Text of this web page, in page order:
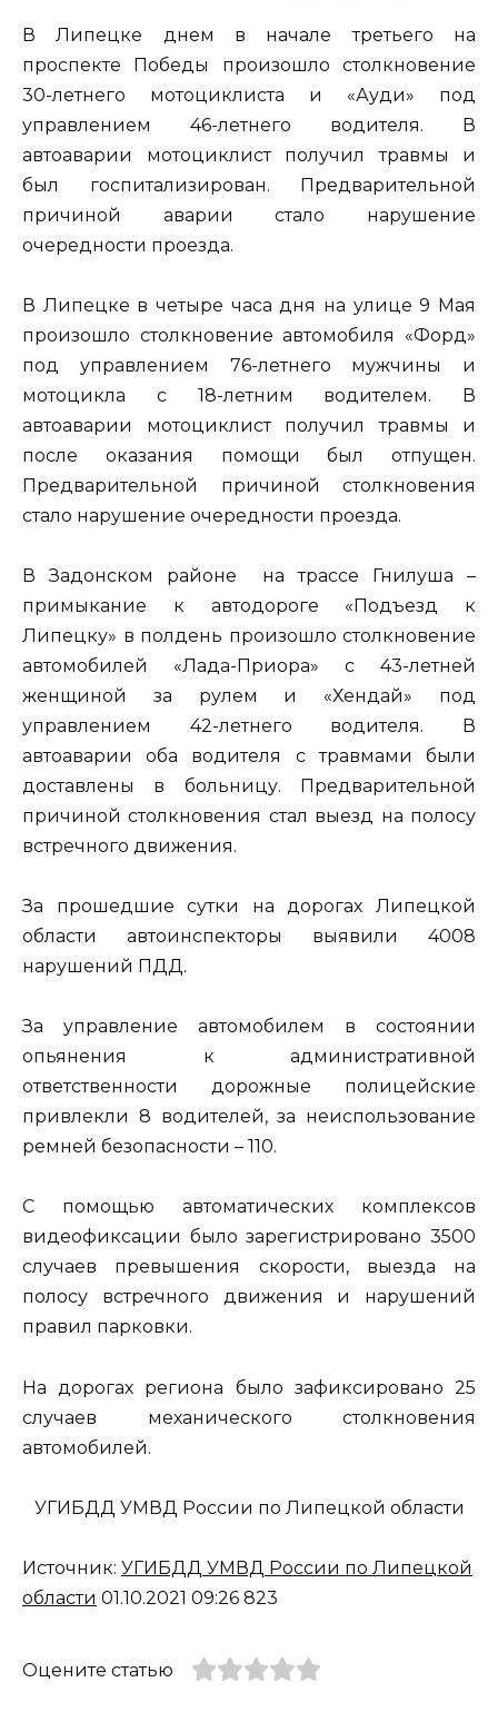
В Липецке днем в начале третьего на
проспекте Победы произошло столкновение
30-летнего мотоциклиста и «Ауди» под
управлением 46-летнего водителя. В
автоаварии мотоциклист получил травмы и
был госпитализирован. Предварительной
причиной аварии стало нарушение
очередности проезда.
В Липецке в четыре часа дня на улице 9 Мая
произошло столкновение автомобиля «Форд»
под управлением 76-летнего мужчины и
мотоцикла с 18-летним водителем. В
автоаварии мотоциклист получил травмы и
после оказания помощи был отпущен.
Предварительной причиной столкновения
стало нарушение очередности проезда.
В Задонском районе на трассе Гнилуша –
примыкание к автодороге «Подъезд к
Липецку» в полдень произошло столкновение
автомобилей «Лада-Приора» с 43-летней
женщиной за рулем и «Хендай» под
управлением 42-летнего водителя. В
автоаварии оба водителя с травмами были
доставлены в больницу. Предварительной
причиной столкновения стал выезд на полосу
встречного движения.
За прошедшие сутки на дорогах Липецкой
области автоинспекторы выявили 4008
нарушений ПДД.
За управление автомобилем в состоянии
опьянения к административной
ответственности дорожные полицейские
привлекли 8 водителей, за неиспользование
ремней безопасности – 110.
С помощью автоматических комплексов
видеофиксации было зарегистрировано 3500
случаев превышения скорости, выезда на
полосу встречного движения и нарушений
правил парковки.
На дорогах региона было зафиксировано 25
случаев механического столкновения
автомобилей.
УГИБДД УМВД России по Липецкой области
Источник: УГИБДД УМВД России по Липецкой
области 01.10.2021 09:26 823
Оцените статью